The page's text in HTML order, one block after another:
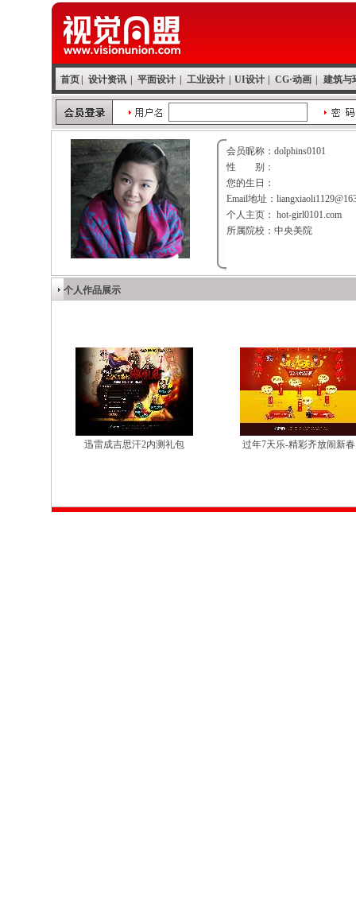
首页 设计资讯 平面设计 工业设计 UI设计 CG·动画 建筑与
会员昵称：dolphins0101
性 别：
您的生日：
Email地址：
个人主页： hot-girl0101.com
所属院校：中央美院
个人作品展示
迅雷成吉思汗2内测礼包 过年7天乐-精彩齐放闹新春